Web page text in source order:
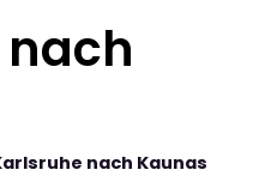
nach Kaunas